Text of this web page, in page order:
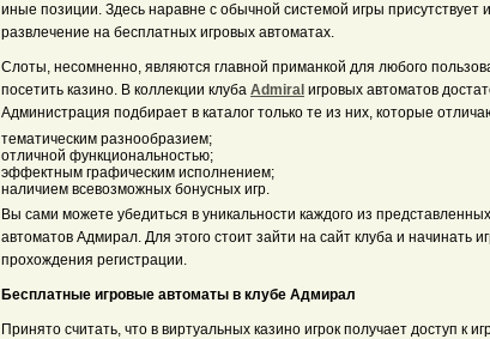
иные позиции. Здесь наравне с обычной системой игры присутствует
развлечение на бесплатных игровых автоматах.
Слоты, несомненно, являются главной приманкой для любого
посетить казино. В коллекции клуба Admiral игровых автоматов
Администрация подбирает в каталог только те из них, которые
тематическим разнообразием;
отличной функциональностью;
эффектным графическим исполнением;
наличием всевозможных бонусных игр.
Вы сами можете убедиться в уникальности каждого из
автоматов Адмирал. Для этого стоит зайти на сайт клуба и начинать
прохождения регистрации.
Бесплатные игровые автоматы в клубе Адмирал
Принято считать, что в виртуальных казино игрок получает доступ к